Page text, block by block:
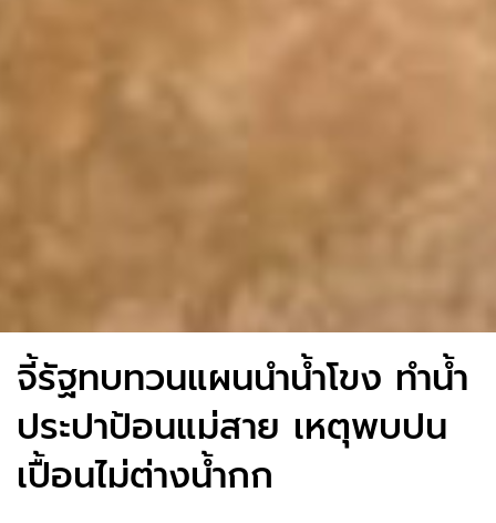
จี้รัฐทบทวนแผนนำน้ำโขง ทำน้ำ
ประปาป้อนแม่สาย เหตุพบปน
เปื้อนไม่ต่างน้ำกก